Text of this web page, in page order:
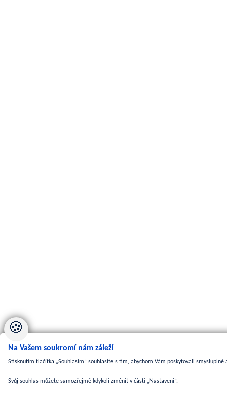
🍪
Na Vašem soukromí nám záleží
Stisknutím tlačítka „Souhlasím“ souhlasíte s tím, abychom Vám poskytovali
Svůj souhlas můžete samozřejmě kdykoli změnit v části „Nastavení“.